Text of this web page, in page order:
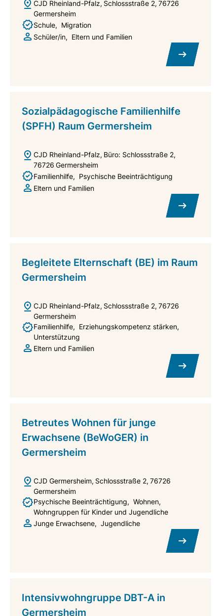
CJD Rheinland-Pfalz Schlossstraße 2 76726
Germersheim
Schule
Migration
Schüler/in
Eltern und Familien
Sozialpädagogische Familienhilfe
(SPFH) Raum Germersheim
CJD Rheinland-Pfalz Büro: Schlossstraße 2
76726 Germersheim
Familienhilfe
Psychische Beeinträchtigung
Eltern und Familien
Begleitete Elternschaft (BE) im Raum
Germersheim
CJD Rheinland-Pfalz Schlossstraße 2 76726
Germersheim
Familienhilfe
Erziehungskompetenz stärken
Unterstützung
Eltern und Familien
Betreutes Wohnen für junge
Erwachsene (BeWoGER) in
Germersheim
CJD Germersheim Schlossstraße 2 76726
Germersheim
Psychische Beeinträchtigung
Wohnen
Wohngruppen für Kinder und Jugendliche
Junge Erwachsene
Jugendliche
Intensivwohngruppe DBT-A in
Germersheim